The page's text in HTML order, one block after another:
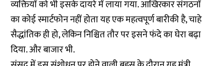
व्यक्तियों को भी इसके दायरे में लाया गया. आखिरकार संगठनों
का कोई स्मार्टफोन नहीं होता यह एक महत्वपूर्ण बारीकी है, चाहे
सैद्धांतिक ही हो, लेकिन निश्चित तौर पर इसने फंदे का घेरा बढ़ा
दिया. और बाजार भी.